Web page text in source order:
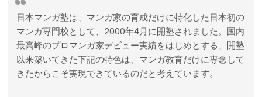
日本マンガ塾は、マンガ家の育成だけに特化した日本初の
マンガ専門校として、2000年4月に開塾されました。国内
最高峰のプロマンガ家デビュー実績をはじめとする、開塾
以来築いてきた下記の特色は、マンガ教育だけに専念して
きたからこそ実現できているのだと考えています。